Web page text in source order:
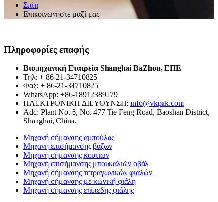
Σπίτι
Επικοινωνήστε μαζί μας
Πληροφορίες επαφής
Βιομηχανική Εταιρεία Shanghai BaZhou, ΕΠΕ
Τηλ: + 86-21-34710825
Φαξ: + 86-21-34710825
WhatsApp: +86-18912389279
ΗΛΕΚΤΡΟΝΙΚΗ ΔΙΕΥΘΥΝΣΗ: info@vkpak.com
Add: Plant No. 6, No. 477 Tie Feng Road, Baoshan District,
Shanghai, China.
Μηχανή σήμανσης αμπούλας
Μηχανή επισήμανσης βάζων
Μηχανή σήμανσης κουτιών
Μηχανή επισήμανσης μπουκαλιών οβάλ
Μηχανή σήμανσης τετραγωνικών φιαλών
Μηχανή σήμανσης με κωνική φιάλη
Μηχανή σήμανσης επίπεδης φιάλης